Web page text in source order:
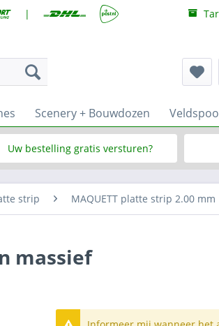
|
Scenery + Bouwdozen
Uw bestelling gratis versturen?
strip MAQUETT platte strip 2.00 mm
massief